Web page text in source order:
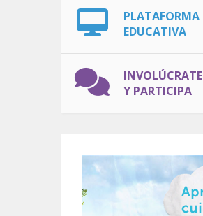
PLATAFORMA
EDUCATIVA
INVOLÚCRATE
Y PARTICIPA